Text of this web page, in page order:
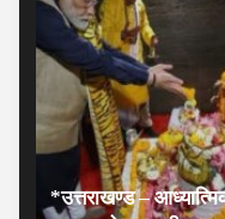
*उत्तराखण्ड –